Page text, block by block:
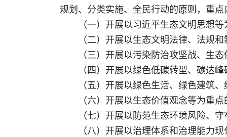
规划、分类实施、全民行动的原则，重点
（一）开展以习近平生态文明思想
（二）开展以生态文明法律、法规
（三）开展以污染防治攻坚战、生
（四）开展以绿色低碳转型、碳达
（五）开展以绿色生活、绿色建筑
（六）开展以生态价值观念等为重
（七）开展以防范生态环境风险、
（八）开展以治理体系和治理能力